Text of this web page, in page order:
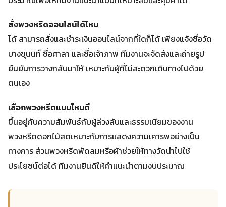
สั่งพวงหรีดออนไลน์ได้ไหม
ได้ สามารถสั่งและชำระเงินออนไลน์จากที่ใดก็ได้ เพียงแจ้งชื่อวัด
บางขุนนท์ ชื่อศาลา และชื่อเจ้าภาพ ทีมงานจะจัดส่งและถ่ายรูป
ยืนยันการวางกลับมาให้ เหมาะกับผู้ที่ไม่สะดวกเดินทางไปด้วย
ตนเอง
เลือกพวงหรีดแบบไหนดี
ขึ้นอยู่กับความสัมพันธ์กับผู้ล่วงลับและธรรมเนียมของงาน
พวงหรีดดอกไม้สดเหมาะกับการแสดงความเคารพอย่างเป็น
ทางการ ส่วนพวงหรีดพัดลมหรือผ้าช่วยให้ทางวัดนำไปใช้
ประโยชน์ต่อได้ ทีมงานยินดีให้คำแนะนำตามงบประมาณ